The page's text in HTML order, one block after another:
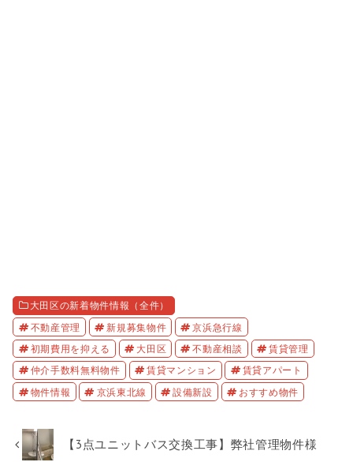
大田区の新着物件情報（全件）
不動産管理
新規募集物件
京浜急行線
初期費用を抑える
大田区 不動産相談
賃貸管理
仲介手数料無料物件
賃貸マンション
賃貸アパート
物件情報
京浜東北線 設備新設 おすすめ物件
【3点ユニットバス交換工事】弊社管理物件様